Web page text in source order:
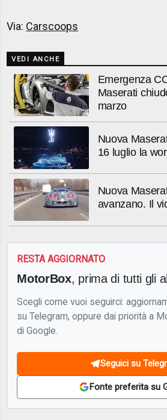
Via: Carscoops
VEDI ANCHE
Emergenza
Maserati
marzo
Nuova
16 luglio la
Nuova
avanzano. Il
RESTA AGGIORNATO
MotorBox, prima di tutti gli
Scegli come vuoi seguirci:
su Telegram, oppure dai priorità a
di Google.
Seguici su
Fonte preferita su